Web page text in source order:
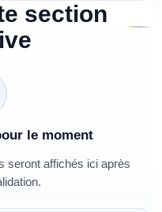
section
le moment
seront affichés ici après